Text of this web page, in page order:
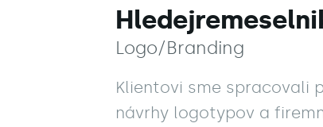
Logo/Branding
Klientovi sme spracovali
návrhy logotypov a